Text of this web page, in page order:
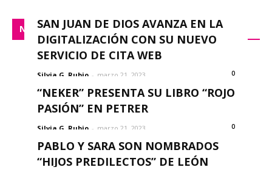
NACIONAL
SAN JUAN DE DIOS AVANZA EN LA
DIGITALIZACIÓN CON SU NUEVO
SERVICIO DE CITA WEB
Silvia G. Rubio - marzo 21, 2023 0
“NEKER” PRESENTA SU LIBRO “ROJO
PASIÓN” EN PETRER
Silvia G. Rubio - marzo 21, 2023 0
PABLO Y SARA SON NOMBRADOS
“HIJOS PREDILECTOS” DE LEÓN